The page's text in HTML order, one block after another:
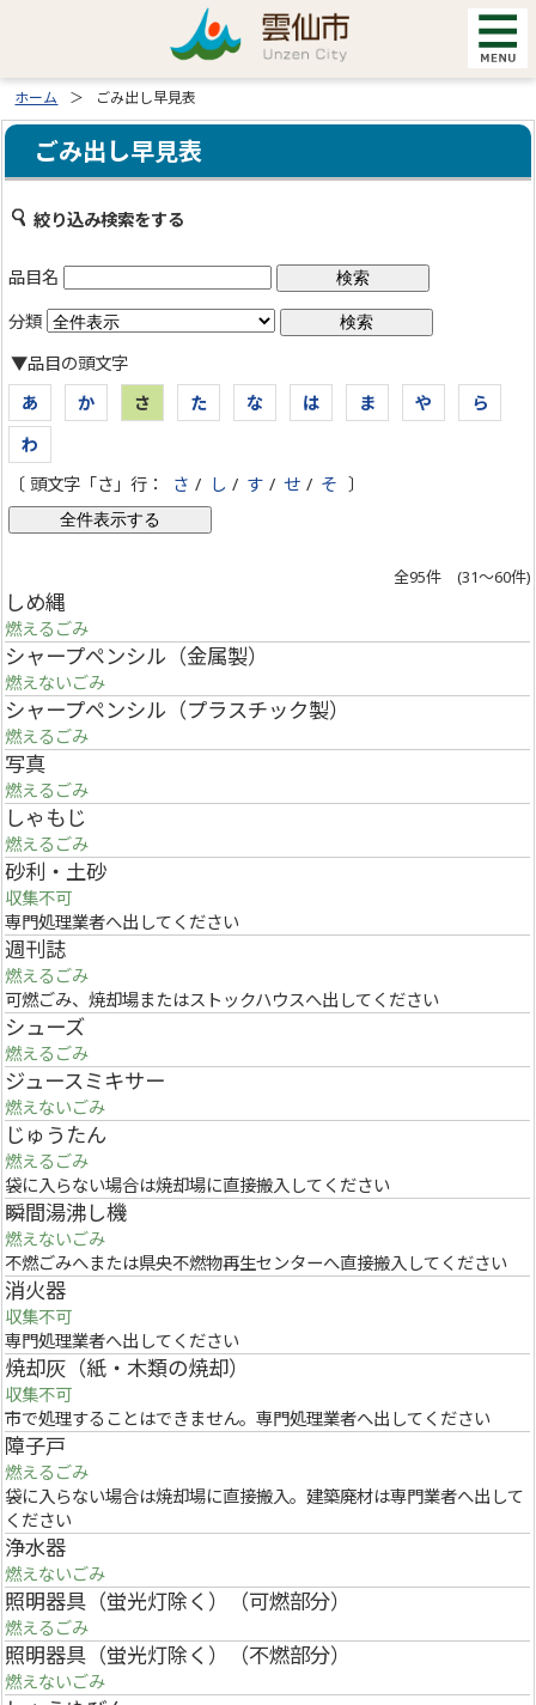
ホーム ごみ出し早見表
ごみ出し早見表
絞り込み検索をする
品目名
分類
▼品目の頭文字
あ
か さ た な は ま や
ら
わ
〔 頭文字「さ」行：
さ / し / す / せ / そ 〕
全95件 (31～60件)
しめ縄
燃えるごみ
シャープペンシル（金属製）
燃えないごみ
シャープペンシル（プラスチック製）
燃えるごみ
写真
燃えるごみ
しゃもじ
燃えるごみ
砂利・土砂
収集不可
専門処理業者へ出してください
週刊誌
燃えるごみ
可燃ごみ、焼却場またはストックハウスへ出してください
シューズ
燃えるごみ
ジュースミキサー
燃えないごみ
じゅうたん
燃えるごみ
袋に入らない場合は焼却場に直接搬入してください
瞬間湯沸し機
燃えないごみ
不燃ごみへまたは県央不燃物再生センターへ直接搬入してください
消火器
収集不可
専門処理業者へ出してください
焼却灰（紙・木類の焼却）
収集不可
市で処理することはできません。専門処理業者へ出してください
障子戸
燃えるごみ
袋に入らない場合は焼却場に直接搬入。建築廃材は専門業者へ出して
ください
浄水器
燃えないごみ
照明器具（蛍光灯除く）（可燃部分）
燃えるごみ
照明器具（蛍光灯除く）（不燃部分）
燃えないごみ